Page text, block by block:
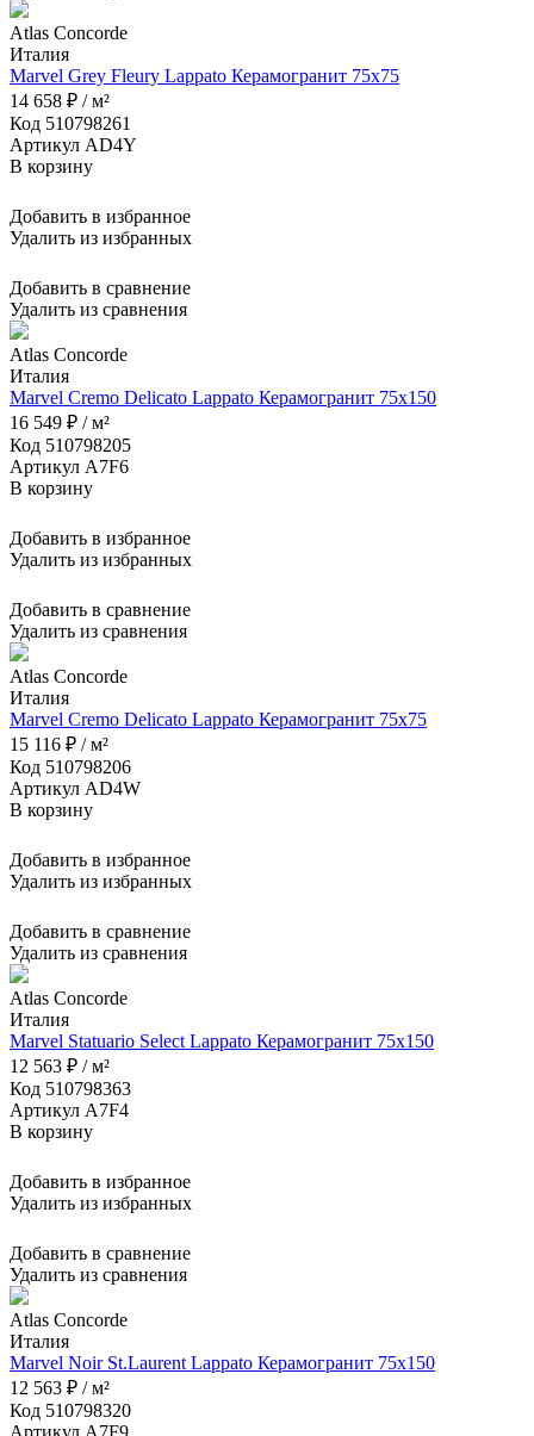
Atlas Concorde
Италия
Marvel Grey Fleury Lappato Керамогранит 75x75
14 658 ₽ / м²
Код 510798261
Артикул AD4Y
В корзину
Добавить в избранное
Удалить из избранных
Добавить в сравнение
Удалить из сравнения
Atlas Concorde
Италия
Marvel Cremo Delicato Lappato Керамогранит 75x150
16 549 ₽ / м²
Код 510798205
Артикул A7F6
В корзину
Добавить в избранное
Удалить из избранных
Добавить в сравнение
Удалить из сравнения
Atlas Concorde
Италия
Marvel Cremo Delicato Lappato Керамогранит 75x75
15 116 ₽ / м²
Код 510798206
Артикул AD4W
В корзину
Добавить в избранное
Удалить из избранных
Добавить в сравнение
Удалить из сравнения
Atlas Concorde
Италия
Marvel Statuario Select Lappato Керамогранит 75x150
12 563 ₽ / м²
Код 510798363
Артикул A7F4
В корзину
Добавить в избранное
Удалить из избранных
Добавить в сравнение
Удалить из сравнения
Atlas Concorde
Италия
Marvel Noir St.Laurent Lappato Керамогранит 75x150
12 563 ₽ / м²
Код 510798320